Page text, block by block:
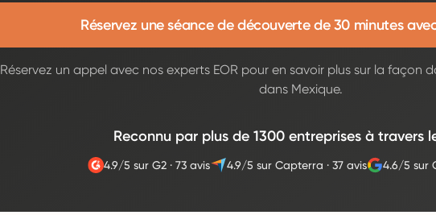
Réservez une séance de découverte de 30 minutes
Réservez un appel avec nos experts EOR pour en savoir plus sur la façon
dans Mexique.
Reconnu par plus de 1300 entreprises à travers
4.9/5 sur G2 ·73 avis 4.9/5 sur Capterra · 37 avis 4.6/5 sur